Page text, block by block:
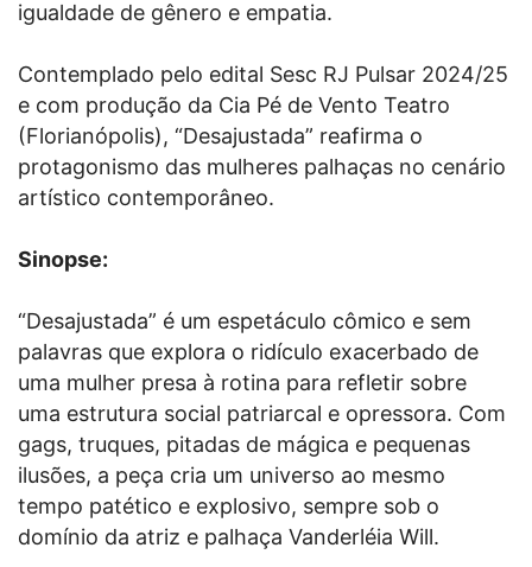
igualdade de gênero e empatia.
Contemplado pelo edital Sesc RJ Pulsar 2024/25
e com produção da Cia Pé de Vento Teatro
(Florianópolis), “Desajustada” reafirma o
protagonismo das mulheres palhaças no cenário
artístico contemporâneo.
Sinopse:
“Desajustada” é um espetáculo cômico e sem
palavras que explora o ridículo exacerbado de
uma mulher presa à rotina para refletir sobre
uma estrutura social patriarcal e opressora. Com
gags, truques, pitadas de mágica e pequenas
ilusões, a peça cria um universo ao mesmo
tempo patético e explosivo, sempre sob o
domínio da atriz e palhaça Vanderléia Will.